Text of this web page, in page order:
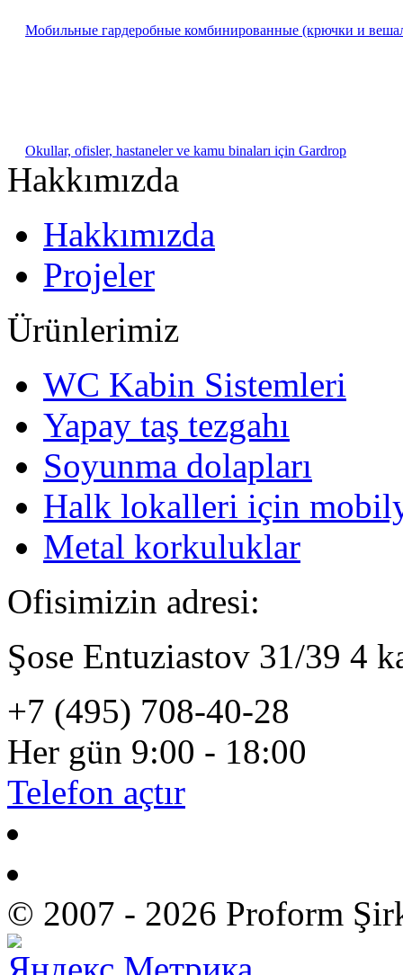
Мобильные гардеробные комбинированные (крючки и
Okullar, ofisler, hastaneler ve kamu binaları için Gardrop
Hakkımızda
Hakkımızda
Projeler
Ürünlerimiz
WC Kabin Sistemleri
Yapay taş tezgahı
Soyunma dolapları
Halk lokalleri için
Metal korkuluklar
Ofisimizin adresi:
Şose Entuziastov 31/39 4
+7 (495) 708-40-28
Her gün 9:00 - 18:00
Telefon açtır
© 2007 - 2026 Proform